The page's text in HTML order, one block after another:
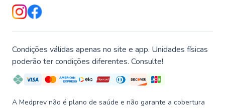
Condições válidas apenas no site e app. Unidades físicas
poderão ter condições diferentes. Consulte!
A Medprev não é plano de saúde e não garante a cobertura